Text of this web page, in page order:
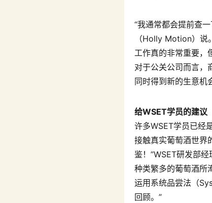
“我通常都会提前查
（Holly Motion）说
工作真的非常重要，
对于公关公司而言，
同时得到新的生意机
给WSET学员的建议
许多WSET学员已经
接触真实葡萄酒世界
鉴！”WSET研发部
种类繁多的葡萄酒所
运用系统品尝法（
回顾。”